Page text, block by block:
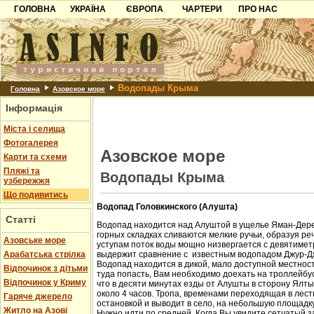
ГОЛОВНА
УКРАЇНА
Карпати
Азов
Причорноморря
Шацьк
ЄВРОПА
Чорногорія
Хорватія
Болгарія
Албанія
ЧАРТЕРИ
ПРО НАС
Контакти
Партнерам
Додати готель
Головна Азовское море Водопады Крыма
Інформація
Міста і селища
Фотогалерея
Карти та схеми
Пляжі та
узбережжя
Що подивитись
Статті
Азовське море
Арабатська стрілка
Відпочинок з дітьми
Відпочинок у Криму
Гаряче джерело
Житло на Азові
Азовское море
Водопады Крыма
Водопад Головкинского (Алушта)
Водопад находится над Алуштой в ущелье Яман-
горных складках сливаются мелкие ручьи, образуя
уступам поток воды мощно низвергается с
выдержит сравнение с известным водопадом Джур-
Водопад находится в дикой, мало доступной
туда попасть, Вам необходимо доехать на
что в десяти минутах езды от Алушты в сторону
около 4 часов. Тропа, временами переходящая в
остановкой и выводит в село, на небольшую